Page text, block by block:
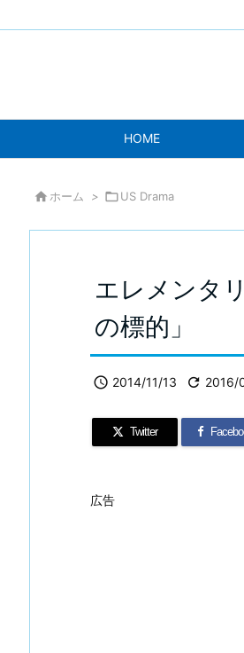
HOME
 ホーム > US Drama
エレメンタ
の標的」
 2014/11/13  2016/
Twitter
広告